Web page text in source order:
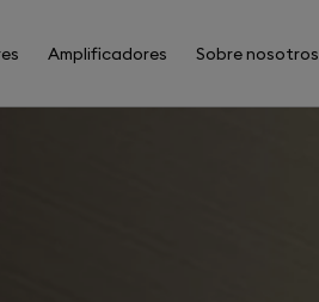
Amplificadores Sobre nosotros